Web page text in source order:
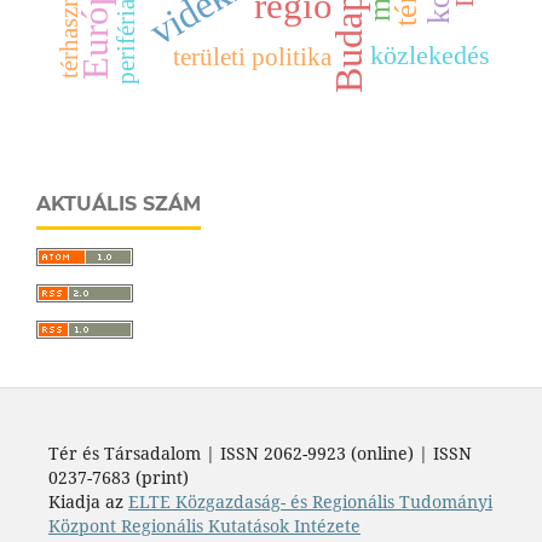
közlekedés
periféria területi politika
AKTUÁLIS SZÁM
Tér és Társadalom | ISSN 2062-9923 (online) | ISSN
0237-7683 (print)
Kiadja az ELTE Közgazdaság- és Regionális Tudományi
Központ Regionális Kutatások Intézete